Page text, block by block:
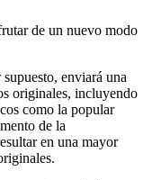
de un nuevo modo
enviará una
originales, incluyendo
como la popular
de la
en una mayor